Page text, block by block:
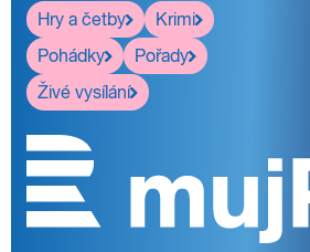
Hry a četby
Krimi
Pohádky
Pořady
Živé vysílání